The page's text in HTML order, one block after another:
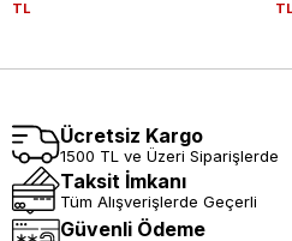
TL
Ücretsiz Kargo
1500 TL ve Üzeri Siparişlerde
Taksit İmkanı
Tüm Alışverişlerde Geçerli
Güvenli Ödeme